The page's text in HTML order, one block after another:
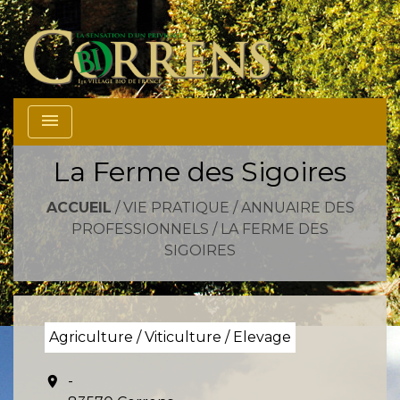
menu
La Ferme des Sigoires
ACCUEIL /VIE PRATIQUE /ANNUAIRE DES
PROFESSIONNELS / LA FERME DES
SIGOIRES
Agriculture / Viticulture / Elevage
location_on
-